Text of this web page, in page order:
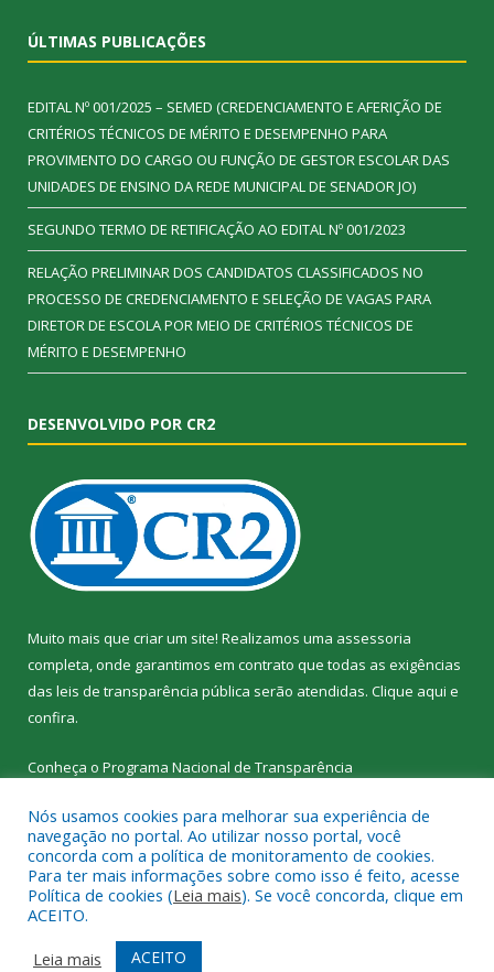
ÚLTIMAS PUBLICAÇÕES
EDITAL Nº 001/2025 – SEMED (CREDENCIAMENTO E AFERIÇÃO DE
CRITÉRIOS TÉCNICOS DE MÉRITO E DESEMPENHO PARA
PROVIMENTO DO CARGO OU FUNÇÃO DE GESTOR ESCOLAR DAS
UNIDADES DE ENSINO DA REDE MUNICIPAL DE SENADOR JO)
SEGUNDO TERMO DE RETIFICAÇÃO AO EDITAL Nº 001/2023
RELAÇÃO PRELIMINAR DOS CANDIDATOS CLASSIFICADOS NO
PROCESSO DE CREDENCIAMENTO E SELEÇÃO DE VAGAS PARA
DIRETOR DE ESCOLA POR MEIO DE CRITÉRIOS TÉCNICOS DE
MÉRITO E DESEMPENHO
DESENVOLVIDO POR CR2
Muito mais que criar um site! Realizamos uma assessoria
completa, onde garantimos em contrato que todas as exigências
das leis de transparência pública serão atendidas. Clique aqui e
confira.
Conheça o Programa Nacional de Transparência
Todos os direitos reservados a SEMED – Secretaria Municipal de
Educação de Senador José Porfírio.
Mapa do Site
Acessar Área Administrativa
Nós usamos cookies para melhorar sua experiência de
navegação no portal. Ao utilizar nosso portal, você
concorda com a política de monitoramento de cookies.
Para ter mais informações sobre como isso é feito, acesse
Política de cookies (Leia mais). Se você concorda, clique em
ACEITO.
Leia mais
ACEITO